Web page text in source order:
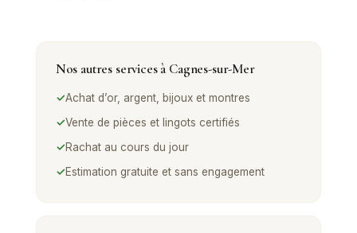
Nos autres services à Cagnes-sur-Mer
✓Achat d’or, argent, bijoux et montres
✓Vente de pièces et lingots certifiés
✓Rachat au cours du jour
✓Estimation gratuite et sans engagement